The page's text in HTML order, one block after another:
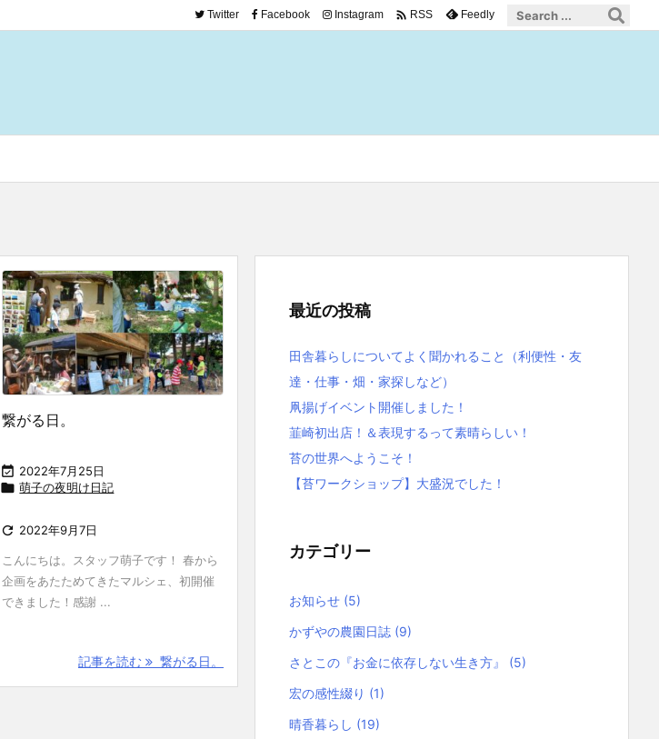
Twitter Facebook Instagram  RSS Feedly
繋がる日。
 2022年7月25日
 萌子の夜明け日記
 2022年9月7日
こんにちは。スタッフ萌子です！ 春から
企画をあたためてきたマルシェ、初開催
できました！感謝 ...
記事を読む 繋がる日。
最近の投稿
田舎暮らしについてよく聞かれること（利便性・友
達・仕事・畑・家探しなど）
凧揚げイベント開催しました！
韮崎初出店！＆表現するって素晴らしい！
苔の世界へようこそ！
【苔ワークショップ】大盛況でした！
カテゴリー
お知らせ (5)
かずやの農園日誌 (9)
さとこの『お金に依存しない生き方』 (5)
宏の感性綴り (1)
晴香暮らし (19)